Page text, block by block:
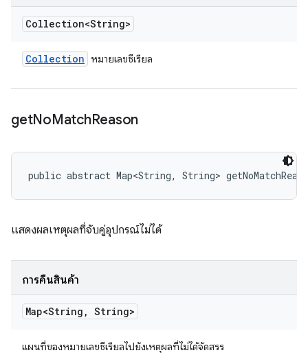
Collection<String>
Collection หมายเลขซีเรียล
getNoMatchReason
public abstract Map<String, String>
แสดงผลเหตุผลที่จับคู่อุปกรณ์ไม่ได้
การคืนสินค้า
Map<String , String>
แผนที่ของหมายเลขซีเรียลไปยังเหตุผลที่ไม่ได้จัดสรร